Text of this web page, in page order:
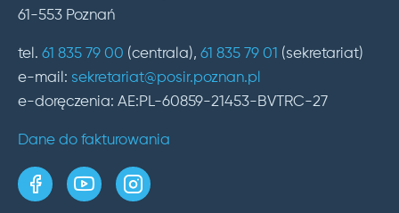
61-553 Poznań
tel. 61 835 79 00 (centrala), 61 835 79 01 (sekretariat)
e-mail: sekretariat@posir.poznan.pl
e-doręczenia: AE:PL-60859-21453-BVTRC-27
Dane do fakturowania
strona w serwisie Facebook
kanał w serwisie YouTube
profil w serwisie Instagram